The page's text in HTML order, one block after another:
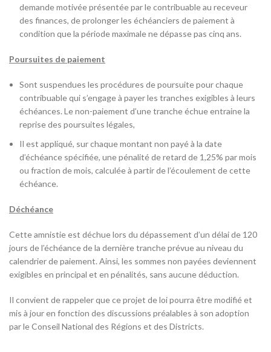
demande motivée présentée par le contribuable au receveur
des finances, de prolonger les échéanciers de paiement à
condition que la période maximale ne dépasse pas cinq ans.
Poursuites de paiement
Sont suspendues les procédures de poursuite pour chaque
contribuable qui s’engage à payer les tranches exigibles à leurs
échéances. Le non-paiement d’une tranche échue entraine la
reprise des poursuites légales,
Il est appliqué, sur chaque montant non payé à la date
d’échéance spécifiée, une pénalité de retard de 1,25% par mois
ou fraction de mois, calculée à partir de l’écoulement de cette
échéance.
Déchéance
Cette amnistie est déchue lors du dépassement d’un délai de 120
jours de l’échéance de la dernière tranche prévue au niveau du
calendrier de paiement. Ainsi, les sommes non payées deviennent
exigibles en principal et en pénalités, sans aucune déduction.
Il convient de rappeler que ce projet de loi pourra être modifié et
mis à jour en fonction des discussions préalables à son adoption
par le Conseil National des Régions et des Districts.